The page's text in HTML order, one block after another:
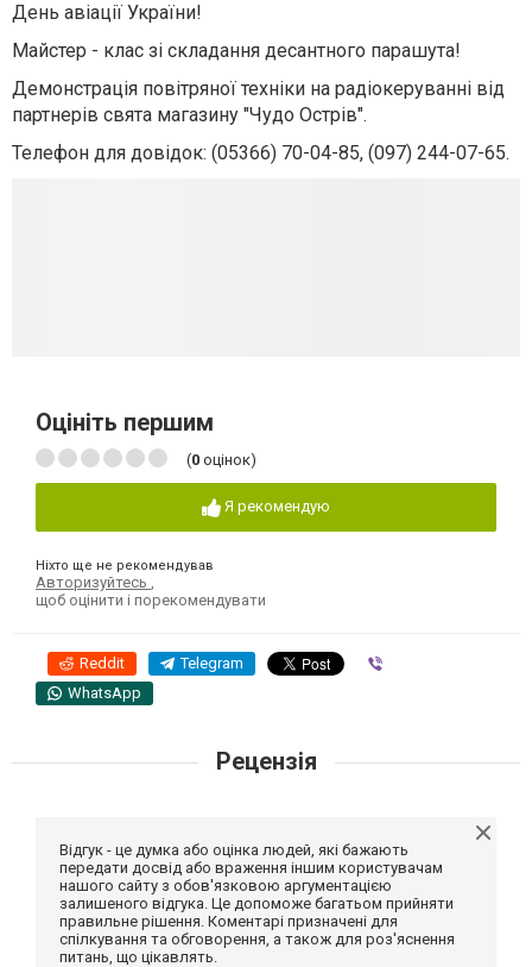
День авіації України!
Майстер - клас зі складання десантного парашута!
Демонстрація повітряної техніки на радіокеруванні від
партнерів свята магазину "Чудо Острів".
Телефон для довідок: (05366) 70-04-85, (097) 244-07-65.
Оцініть першим
(0 оцінок)
Я рекомендую
Ніхто ще не рекомендував
Авторизуйтесь
щоб оцінити і порекомендувати
Reddit Telegram
WhatsApp
Рецензія
Відгук - це думка або оцінка людей, які бажають
передати досвід або враження іншим користувачам
нашого сайту з обов'язковою аргументацією
залишеного відгука. Це допоможе багатьом прийняти
правильне рішення. Коментарі призначені для
спілкування та обговорення, а також для роз'яснення
питань, що цікавлять.